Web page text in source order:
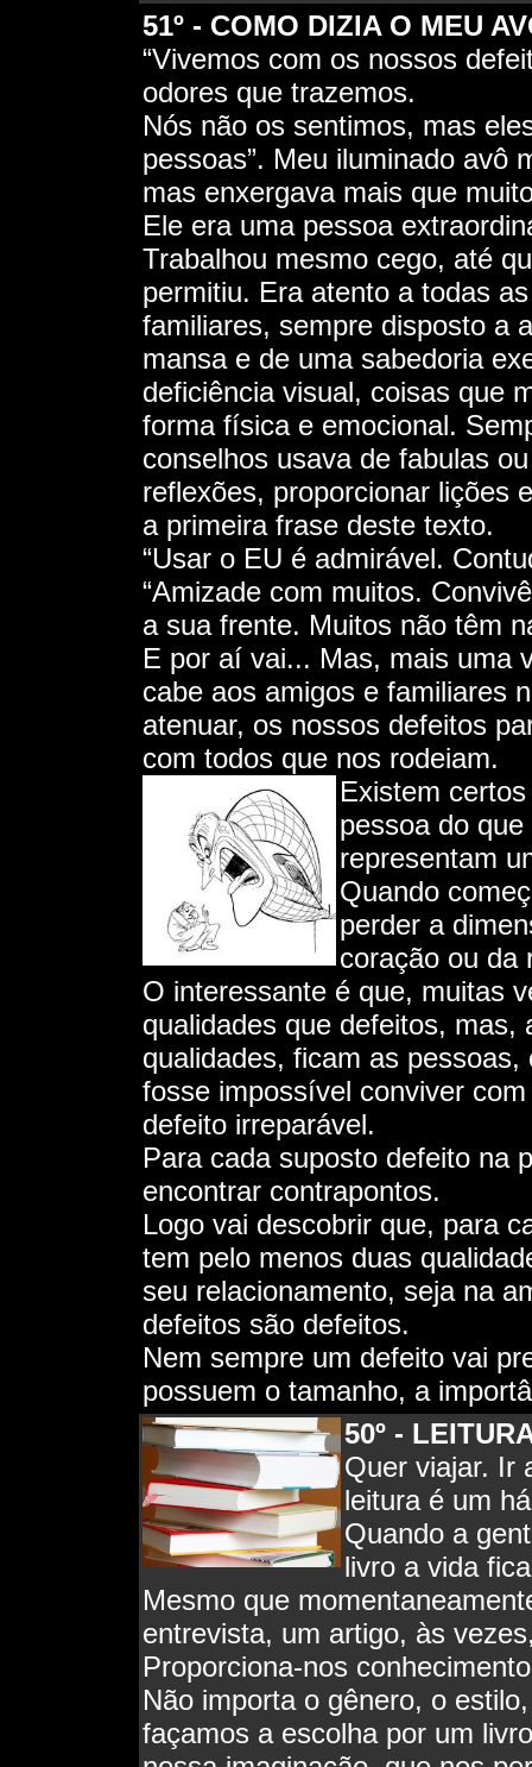
51º - COMO DIZIA O MEU
“Vivemos com os nossos
odores que trazemos.
Nós não os sentimos, mas
pessoas”. Meu iluminado avô
mas enxergava mais que
Ele era uma pessoa
Trabalhou mesmo cego, até
permitiu. Era atento a todas
familiares, sempre disposto a
mansa e de uma sabedoria
deficiência visual, coisas que
forma física e emocional.
conselhos usava de fabulas
reflexões, proporcionar lições
a primeira frase deste texto.
“Usar o EU é admirável.
“Amizade com muitos.
a sua frente. Muitos não têm
E por aí vai... Mas, mais uma
cabe aos amigos e familiares
atenuar, os nossos defeitos
com todos que nos rodeiam.
Existem
pessoa do
representam
Quando
perder a
coração ou da
O interessante é que, muitas
qualidades que defeitos,
qualidades, ficam as
fosse impossível conviver
defeito irreparável.
Para cada suposto defeito na
encontrar contrapontos.
Logo vai descobrir que, para
tem pelo menos duas
seu relacionamento, seja na
defeitos são defeitos.
Nem sempre um defeito vai
possuem o tamanho, a
50º -
Quer viajar. Ir
leitura é um
Quando a
livro a vida
Mesmo que
entrevista, um artigo, às
Proporciona-nos
Não importa o gênero, o
façamos a escolha por um